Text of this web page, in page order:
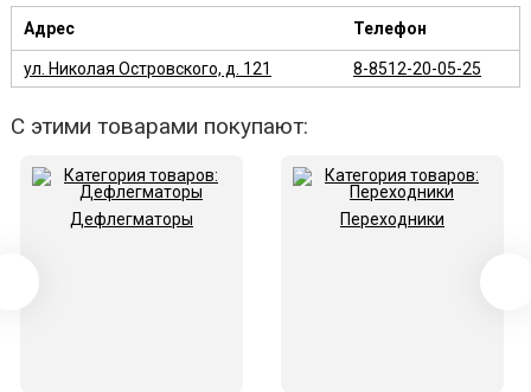
Адрес Телефон
ул. Николая Островского, д. 121 8-8512-20-05-25
С этими товарами покупают:
Дефлегматоры Переходники